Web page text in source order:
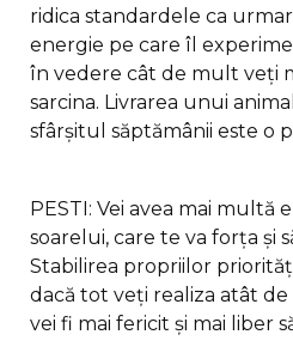
ridica standardele ca
energie pe care îl
în vedere cât de mult veți
sarcina. Livrarea unui
sfârșitul săptămânii este o
PESTI: Vei avea mai multă
soarelui, care te va forța și
Stabilirea propriilor
dacă tot veți realiza atât
vei fi mai fericit și mai liber